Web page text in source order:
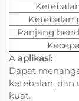
Ketebalan
Panjang
A aplikasi:
Dapat
ketebalan, dan
kuat.